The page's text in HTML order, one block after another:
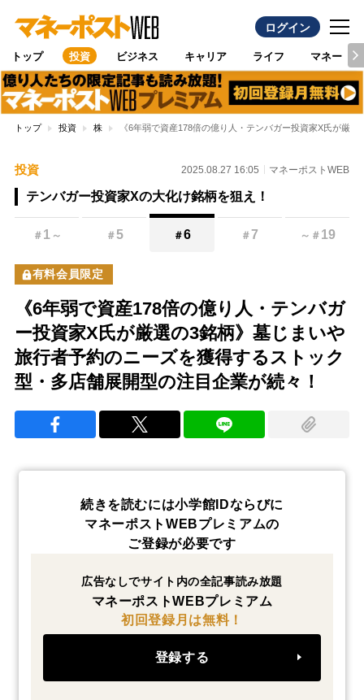
ログイン
トップ 投資 ビジネス キャリア ライフ マネー
トップ 投資 株 《6年弱で資産178倍の億り人・テンバガー投資家X氏が厳
投資 2025.08.27 16:05 マネーポストWEB
テンバガー投資家Xの大化け銘柄を狙え！
＃ 1 ～ ＃5 ＃6 ＃7 ～ ＃ 19
有料会員限定
《6年弱で資産178倍の億り人・テンバガ
ー投資家X氏が厳選の3銘柄》墓じまいや
旅行者予約のニーズを獲得するストック
型・多店舗展開型の注目企業が続々！
続きを読むには小学館IDならびに
マネーポストWEBプレミアムの
ご登録が必要です
広告なしでサイト内の全記事読み放題
マネーポストWEBプレミアム
初回登録月は無料！
登録する